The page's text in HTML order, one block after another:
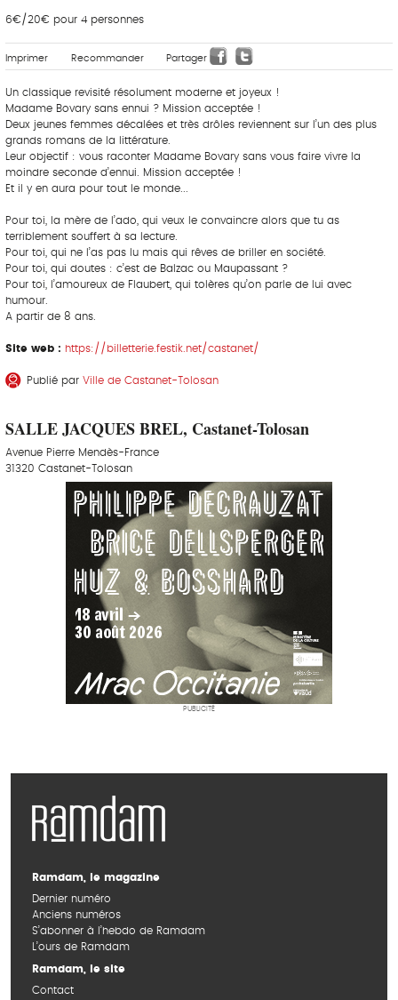
6€/20€ pour 4 personnes
Imprimer Recommander Partager
Un classique revisité résolument moderne et joyeux !
Madame Bovary sans ennui ? Mission acceptée !
Deux jeunes femmes décalées et très drôles reviennent sur l’un des plus
grands romans de la littérature.
Leur objectif : vous raconter Madame Bovary sans vous faire vivre la
moindre seconde d’ennui. Mission acceptée !
Et il y en aura pour tout le monde...
Pour toi, la mère de l’ado, qui veux le convaincre alors que tu as
terriblement souffert à sa lecture.
Pour toi, qui ne l’as pas lu mais qui rêves de briller en société.
Pour toi, qui doutes : c’est de Balzac ou Maupassant ?
Pour toi, l’amoureux de Flaubert, qui tolères qu’on parle de lui avec
humour.
A partir de 8 ans.
Site web : https://billetterie.festik.net/castanet/
Publié par Ville de Castanet-Tolosan
SALLE JACQUES BREL, Castanet-Tolosan
Avenue Pierre Mendès-France
31320 Castanet-Tolosan
PUBLICITÉ
Ramdam, le magazine
Dernier numéro
Anciens numéros
S’abonner à l’hebdo de Ramdam
L’ours de Ramdam
Ramdam, le site
Contact